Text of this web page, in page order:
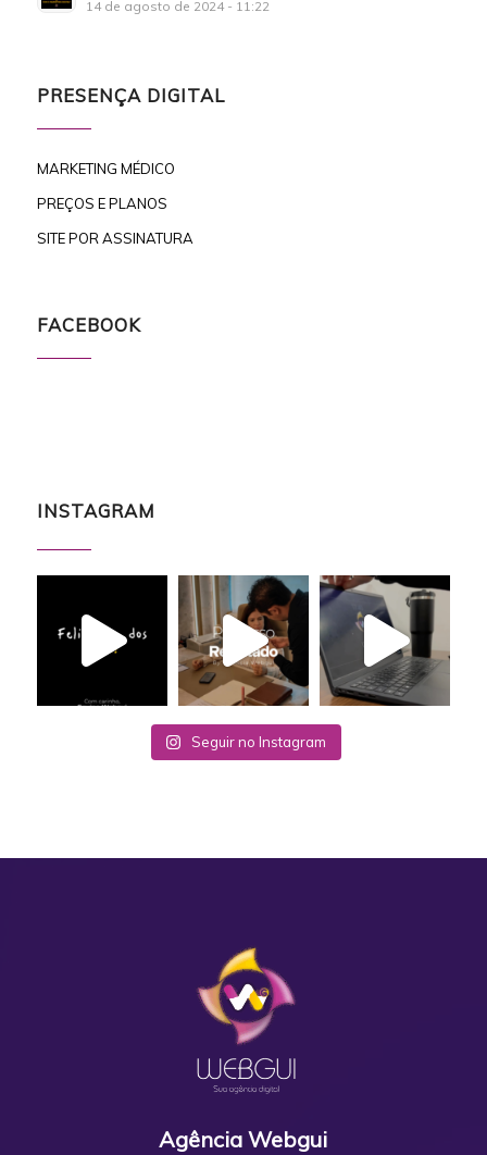
14 de agosto de 2024 - 11:22
PRESENÇA DIGITAL
MARKETING MÉDICO
PREÇOS E PLANOS
SITE POR ASSINATURA
FACEBOOK
INSTAGRAM
Seguir no Instagram
Agência Webgui